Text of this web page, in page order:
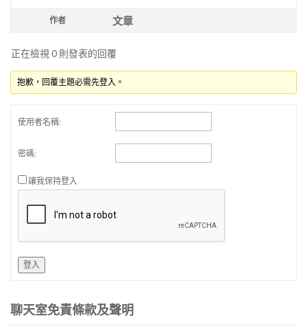
作者 文章
正在檢視 0 則發表的回覆
抱歉，回覆主題必需先登入。
使用者名稱:
密碼:
讓我保持登入
登入
聊天室免責條款及聲明